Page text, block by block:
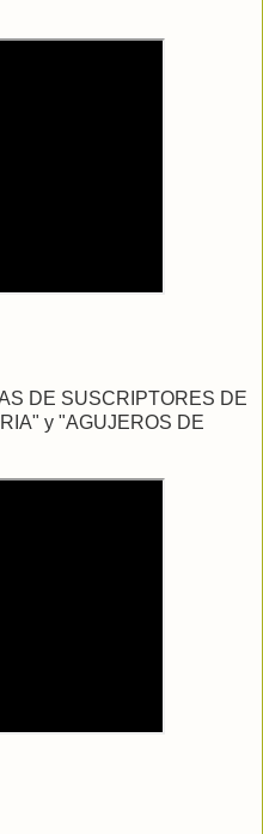
DE SUSCRIPTORES DE
y "AGUJEROS DE